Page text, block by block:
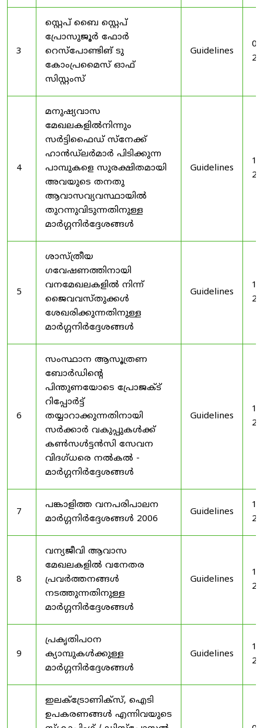
3
സ്റ്റെപ് ബൈ സ്റ്റെപ്
പ്രോസുജൂർ ഫോർ
റെസ്‌പോണ്ടിങ് ടു
കോംപ്രമൈസ് ഓഫ്
സിസ്റ്റംസ്
Guidelines
4
മനുഷ്യവാസ
മേഖലകളിൽനിന്നും
സർട്ടിഫൈഡ് സ്നേക്ക്
ഹാൻഡ്‌ലർമാർ പിടിക്കുന്ന
പാമ്പുകളെ സുരക്ഷിതമായി
അവയുടെ തനതു
ആവാസവ്യവസ്ഥായിൽ
തുറന്നുവിടുന്നതിനുള്ള
മാർഗ്ഗനിർദ്ദേശങ്ങൾ
Guidelines
5
ശാസ്ത്രീയ
ഗവേഷണത്തിനായി
വനമേഖലകളിൽ നിന്ന്
ജൈവവസ്തുക്കൾ
ശേഖരിക്കുന്നതിനുള്ള
മാർഗ്ഗനിർദ്ദേശങ്ങൾ
Guidelines
6
സംസ്ഥാന ആസൂത്രണ
ബോർഡിൻ്റെ
പിന്തുണയോടെ പ്രോജക്ട്
റിപ്പോർട്ട്
തയ്യാറാക്കുന്നതിനായി
സർക്കാർ വകുപ്പുകൾക്ക്
കൺസൾട്ടൻസി സേവന
വിദഗ്ധരെ നൽകൽ -
മാർഗ്ഗനിർദ്ദേശങ്ങൾ
Guidelines
7
പങ്കാളിത്ത വനപരിപാലന
മാർഗ്ഗനിർദ്ദേശങ്ങൾ 2006
Guidelines
8
വന്യജീവി ആവാസ
മേഖലകളിൽ വനേതര
പ്രവർത്തനങ്ങൾ
നടത്തുന്നതിനുള്ള
മാർഗ്ഗനിർദ്ദേശങ്ങൾ
Guidelines
9
പ്രകൃതിപഠന
ക്യാമ്പുകൾക്കുള്ള
മാർഗ്ഗനിർദ്ദേശങ്ങൾ
Guidelines
ഇലക്‌ട്രോണിക്‌സ്, ഐടി
ഉപകരണങ്ങൾ എന്നിവയുടെ